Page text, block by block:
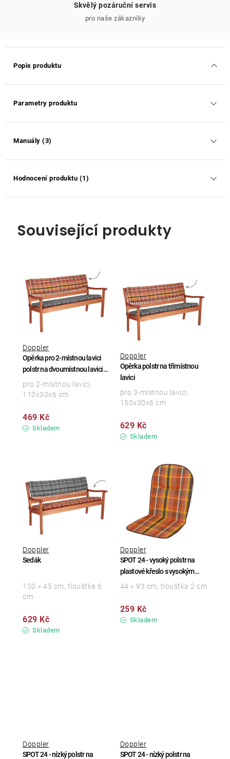
Skvělý pozáruční servis
pro naše zákazníky
Popis produktu
Parametry produktu
Manuály (3)
Hodnocení produktu (1)
Související produkty
Opěrka pro 2-místnou lavici
polstr na dvoumístnou lavici
110x30x6 cm
Doppler
Skladem
469 Kč
pro 2-místnou lavici,
110x30x6 cm
Opěrka polstr na třímístnou
lavici
Doppler
Skladem
629 Kč
pro 3-místnou lavici,
150x30x6 cm
Sedák
Doppler
Skladem
629 Kč
150 × 45 cm, tloušťka 6
cm
SPOT 24 - vysoký polstr na
plastové křeslo s vysokým
opěradlem
Doppler
Skladem
259 Kč
44 × 93 cm, tloušťka 2 cm
SPOT 24 - nízký polstr na
Doppler
SPOT 24 - nízký polstr na
Doppler